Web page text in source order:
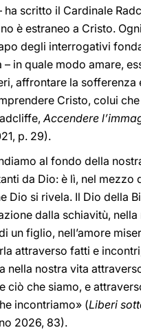
ha scritto il Cardinale
è estraneo a Cristo.
degli interrogativi
– in quale modo amare,
affrontare la sofferenza
Cristo, colui
Accendere
p. 29).
al fondo della
da Dio: è lì, nel mezzo
Dio si rivela. Il Dio della
dalla schiavitù,
un figlio, nell’amore
attraverso fatti e
nella nostra vita
ciò che siamo, e
incontriamo» (Liberi
2026, 83).